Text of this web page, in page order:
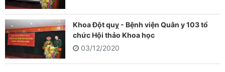
Khoa Đột quỵ - Bệnh viện Quân y 103 tổ
chức Hội thảo Khoa học
03/12/2020